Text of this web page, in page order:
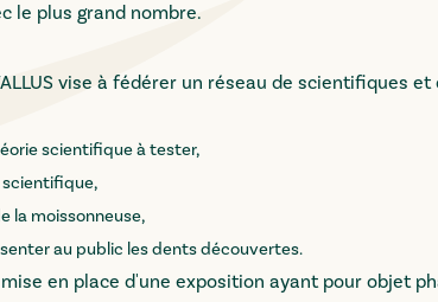
le plus grand nombre.
vise à fédérer un réseau de scientifiques
scientifique à tester,
scientifique,
la moissonneuse,
au public les dents découvertes.
en place d'une exposition ayant pour objet